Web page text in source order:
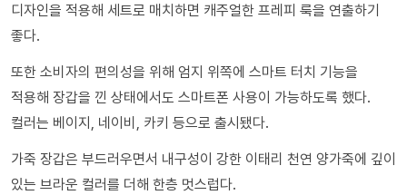
디자인을 적용해 세트로 매치하면 캐주얼한 프레피 룩을 연출하기
좋다.
또한 소비자의 편의성을 위해 엄지 위쪽에 스마트 터치 기능을
적용해 장갑을 낀 상태에서도 스마트폰 사용이 가능하도록 했다.
컬러는 베이지, 네이비, 카키 등으로 출시됐다.
가죽 장갑은 부드러우면서 내구성이 강한 이태리 천연 양가죽에 깊이
있는 브라운 컬러를 더해 한층 멋스럽다.